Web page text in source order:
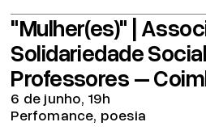
"Mulher(es)" |
Solidariedade
Professores –
6 de junho, 19h
Perfomance, poesia